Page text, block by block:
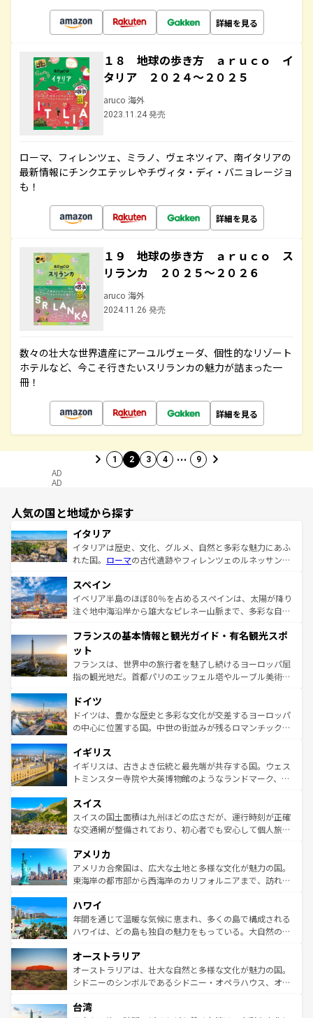
詳細を見る
１８ 地球の歩き方 ａｒｕｃｏ イ
タリア ２０２４～２０２５
aruco 海外
2023.11.24 発売
ローマ、フィレンツェ、ミラノ、ヴェネツィア、南イタリアの
最新情報にチンクエテッレやチヴィタ・ディ・バニョレージョ
も！
詳細を見る
１９ 地球の歩き方 ａｒｕｃｏ ス
リランカ ２０２５～２０２６
aruco 海外
2024.11.26 発売
数々の壮大な世界遺産にアーユルヴェーダ、個性的なリゾート
ホテルなど、今こそ行きたいスリランカの魅力が詰まった一
冊！
詳細を見る
1 2 3 4 … 9
AD
AD
人気の国と地域から探す
イタリア
イタリアは歴史、文化、グルメ、自然と多彩な魅力にあふ
れた国。 ローマの古代遺跡やフィレンツェのルネッサンス
ろん、トスカーナの美しい田園風景やアマルフィ海岸の絶
景など、自然景観も見逃せない。観光の合間には、本場の
ピザやパスタなど、絶品のイタリア料理を堪能することも
ませてくれるイタリアで、忘れられない旅をしてみよう！
なお、新着のイタリア情報は
しい。
スペイン
イベリア半島のほぼ80％を占めるスペインは、太陽が降り
注ぐ地中海沿岸から雄大なピレネー山脈まで、多彩な自然
文化が根付くこの国では、情熱的なフラメンコ、熱気あふ
れる闘牛、そして美味しいタパスが生活の一部となってい
る。首都マドリードの洗練された雰囲気や、バルセロナの
アートに溢れた街角から、地方では古代ローマ遺跡や中世
せる。地方によって風土や気候が異なるスペインはその個
性で訪れる人を魅了する。 なお、新着のスペイン情報は コ
ンテンツ一覧を参照してほしい。
フランスの基本情報と観光ガイド・有名観光スポ
ット
フランスは、世界中の旅行者を魅了し続けるヨーロッパ屈
指の観光地だ。首都パリのエッフェル塔やルーブル美術館
で、幅広い魅力が詰まっている。華麗な宮殿、歴史的な大
聖堂、美しいビーチ、そして豊かな自然が、訪れる者を心
から魅了する。また、フランスは美食の国としても知ら
いる。シャンパンの発祥地であるランス、プロヴァンスの
香り高いラベンダー畑など、多彩な楽しみ方が可能だ。さ
らに、パリ以外の地域にも魅力が溢れており、どの街角に
れる地方に足を運ぶとそれぞれで全く異なる文化を体験で
きるだろう。 なお、新着のフランス情報はコンテンツ一覧
を参照してほしい。
ドイツ
ドイツは、豊かな歴史と多彩な文化が交差するヨーロッパ
の中心に位置する国。中世の街並みが残るロマンチック街
顔を持つこの国は、どこを歩いても飽きることがない。ベ
ルリンの文化的活気、バイエルン州のアルプスの絶景、そ
してライン川沿いのワイン畑といった風景は必見。ビール
は、お酒好きな人にはぜひ体験してほしい。 なお、新着の
ドイツ情報はコンテンツ一覧を参照してほしい。
イギリス
イギリスは、古きよき伝統と最先端が共存する国。ウェス
トミンスター寺院や大英博物館のようなランドマーク、歴
リアごとに異なる魅力がある。また、優雅なアフタヌーン
ティー、ビール好きにはたまらない英国パブ、サッカー観
戦など、本場だからこそできる体験も豊富。イギリスを旅
ンツ一覧を参照してほしい。
スイス
スイスの国土面積は九州ほどの広さだが、運行時刻が正確
な交通網が整備されており、初心者でも安心して個人旅行
の建物がそのまま残る町や、スイスならではのユニークな
博物館もあり、アルプス観光だけでなく町歩きも満喫する
ことができる。国民の所得が高いため物価も高いが、旅行
ば市内交通費無料で観光を楽しむこともできる。 なお、新
着のスイス情報はコンテンツ一覧 を参照してほしい。
アメリカ
アメリカ合衆国は、広大な土地と多様な文化が魅力の国。
東海岸の都市部から西海岸のカリフォルニアまで、訪れる
のような巨大都市は、観光、ショッピング、エンターテイ
ンメントが詰まった刺激的なスポットだ。一方、アメリカ
西部には大自然が広がり、グランドキャニオンやイエロー
部のニューオーリンズでは、音楽と美食が融合した独特の
文化が魅力。旅行者はアメリカの各地域で異なる魅力を楽
しみながら、その多様性と豊かな歴史を感じることができ
ならではの贅沢な旅のスタイルだ。 なお、新着のアメリカ
ハワイ
年間を通じて温暖な気候に恵まれ、多くの島で構成される
ハワイは、どの島も独自の魅力をもっている。大自然の神
ワイ島は見逃せない。また、定番の観光地といえばオアフ
島だが、静かな自然を求めるならマウイ島やカウアイ島が
おすすめ。エメラルドグリーンに輝く海をはじめ、豊かな
れるおもてなしの心で訪れる人々を迎えてくれるハワイの
オーストラリア
オーストラリアは、壮大な自然と多様な文化が魅力の国。
シドニーのシンボルであるシドニー・オペラハウス、オー
リアリーフや大陸中央部にそびえるウルル（エアーズロッ
台湾